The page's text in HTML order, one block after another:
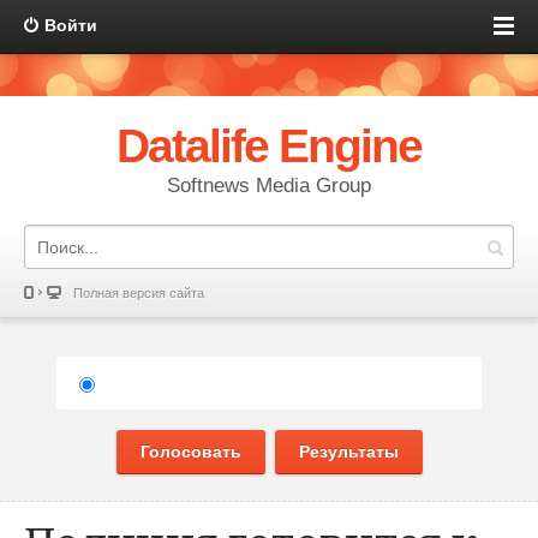
Войти
Datalife Engine
Softnews Media Group
Полная версия сайта
Голосовать Результаты